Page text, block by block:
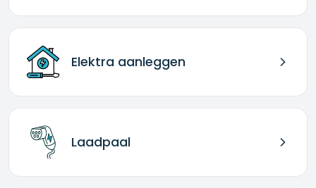
Elektra aanleggen
Laadpaal